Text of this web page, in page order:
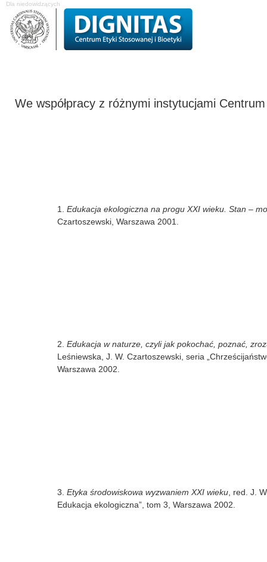
Dla niedowidzących
We współpracy z różnymi instytucjami
1. Edukacja ekologiczna na progu XXI wieku. Stan –
Czartoszewski, Warszawa 2001.
2. Edukacja w naturze, czyli jak pokochać, poznać,
Leśniewska, J. W. Czartoszewski, seria
Warszawa 2002.
3. Etyka środowiskowa wyzwaniem XXI wieku, red. J.
Edukacja ekologiczna”, tom 3, Warszawa 2002.